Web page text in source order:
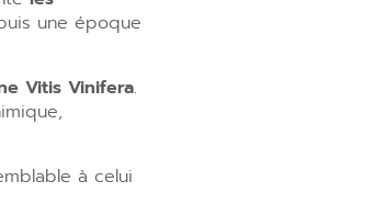
une époque
Vitis Vinifera.
à celui